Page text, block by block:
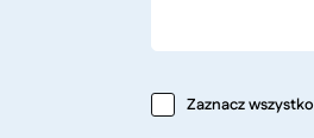
Zaznacz wszystko